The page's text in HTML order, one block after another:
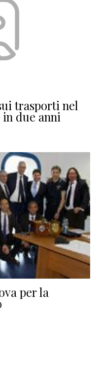
trasporti nel
due anni
per la